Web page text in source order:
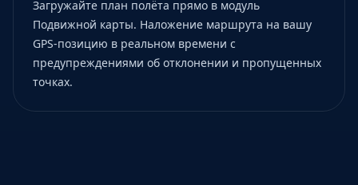
Загружайте план полёта прямо в модуль
Подвижной карты. Наложение маршрута на вашу
GPS-позицию в реальном времени с
предупреждениями об отклонении и пропущенных
точках.